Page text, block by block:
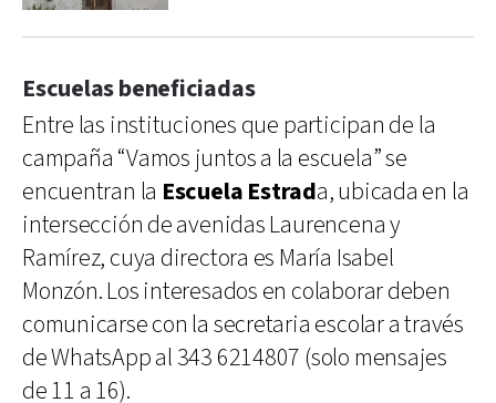
Escuelas beneficiadas
Entre las instituciones que participan de la
campaña “Vamos juntos a la escuela” se
encuentran la Escuela Estrada, ubicada en la
intersección de avenidas Laurencena y
Ramírez, cuya directora es María Isabel
Monzón. Los interesados en colaborar deben
comunicarse con la secretaria escolar a través
de WhatsApp al 343 6214807 (solo mensajes
de 11 a 16).